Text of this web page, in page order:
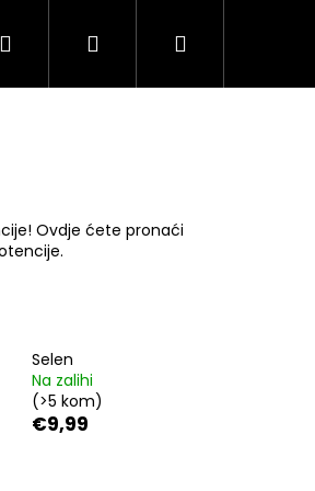
I INSPIRACIJA
PretražiPrijava Košarica
Ovdje ćete pronaći
Selen
Na zalihi
(>5 kom)
€9,99